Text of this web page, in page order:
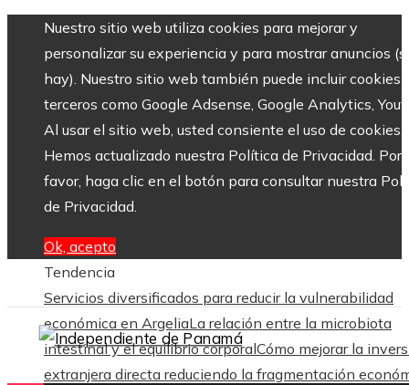
Nuestro sitio web utiliza cookies para mejorar y
personalizar su experiencia y para mostrar anuncios
hay). Nuestro sitio web también puede incluir cookies
terceros como Google Adsense, Google Analytics,
Al usar el sitio web, usted consiente el uso de cookies.
Hemos actualizado nuestra Política de Privacidad. Por
favor, haga clic en el botón para consultar nuestra
de Privacidad.
Ok, acepto
Tendencia
Servicios diversificados para reducir la vulnerabilidad
económica en ArgeliaLa relación entre la microbiota
intestinal y el equilibrio corporalCómo mejorar la
extranjera directa reduciendo la fragmentación